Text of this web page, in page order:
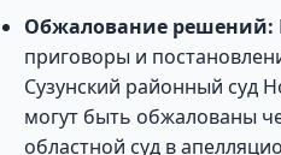
Обжалование решений:
приговоры и
Сузунский районный суд
могут быть обжалованы
областной суд в